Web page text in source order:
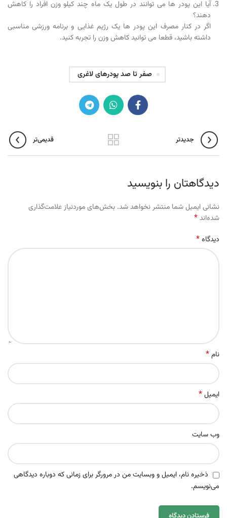
آیا این پودر ها می توانند در طول یک ماه چند کیلو وزن افراد را کاهش
دهند؟
اگر در کنار مصرف این پودر ها یک رژيم غذایی و برنامه ورزشی مناسبی
داشته باشید، قطعا می توانید کاهش وزن را تجربه کنید.
صفر تا صد پودرهای لاغری
جدیدتر قدیمی‌تر
دیدگاهتان را بنویسید
نشانی ایمیل شما منتشر نخواهد شد. بخش‌های موردنیاز علامت‌گذاری
شده‌اند*
دیدگاه*
نام*
ایمیل*
وب‌ سایت
ذخیره نام، ایمیل و وبسایت من در مرورگر برای زمانی که دوباره دیدگاهی
می‌نویسم.